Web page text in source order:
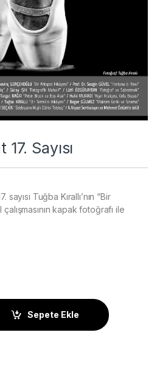
Sayısı
Tuğba Kırallı’nın “Bir
kapak fotoğrafı ile
quantity
Sepete Ekle